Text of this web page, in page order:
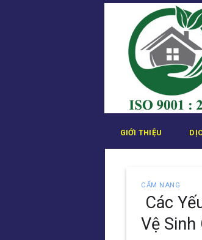
Bỏ
GIỚI THIỆU
CẨM NANG
Các
Vệ Sinh